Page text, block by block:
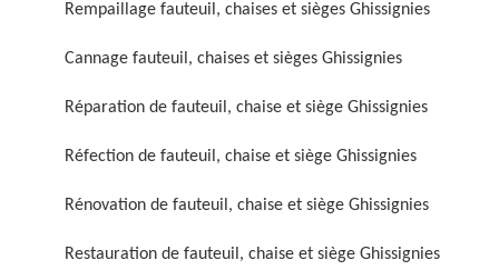
Rénovation de fauteuil,
chaise et siège 59
Nettoyage de fauteuil,
chaise et siège 59
Rempaillage fauteuil, chaises et sièges Ghissignies
Cannage fauteuil, chaises et sièges Ghissignies
Réparation de fauteuil, chaise et siège Ghissignies
Réfection de fauteuil, chaise et siège Ghissignies
Rénovation de fauteuil, chaise et siège Ghissignies
Restauration de fauteuil, chaise et siège Ghissignies